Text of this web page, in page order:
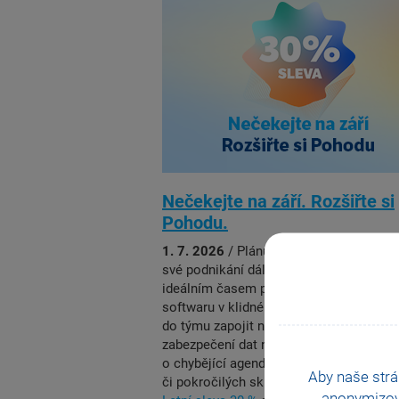
Aby naše
Nečekejte na září. Rozšiřte si
Pohodu.
1. 7. 2026 / Plánujete od podzimu
své podnikání dál? Letní měsíce jsou
ideálním časem pro optimalizaci vašeho
softwaru v klidném tempu. Ať už
do týmu zapojit nové posily, vylepšit
zabezpečení dat nebo systém obohatit
o chybějící agendy pro vedení mezd,
či pokročilých skladů, rádi Vám